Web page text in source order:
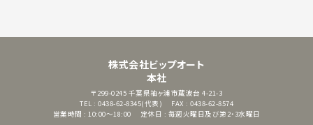
株式会社ビップオート
本社
〒299-0245 千葉県袖ヶ浦市蔵波台 4-21-3
TEL : 0438-62-8345(代表)
FAX : 0438-62-8574
営業時間 : 10:00～18:00
定休日 : 毎週火曜日及び第2・3水曜日